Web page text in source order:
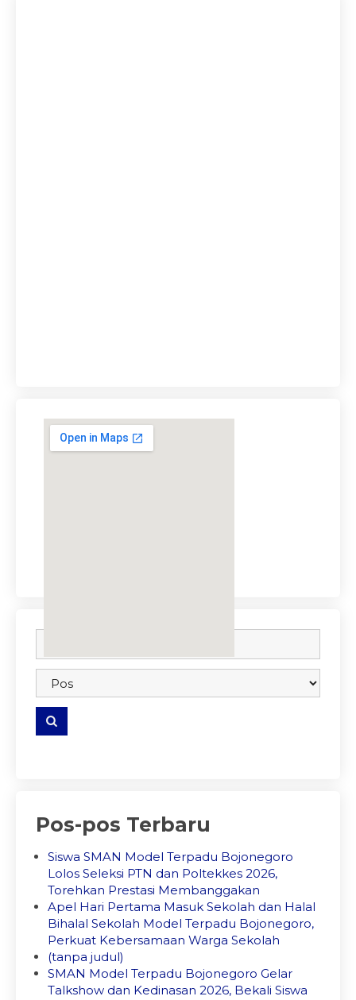
embedgooglemap.net
Pos-pos Terbaru
Siswa SMAN Model Terpadu Bojonegoro
Lolos Seleksi PTN dan Poltekkes 2026,
Torehkan Prestasi Membanggakan
Apel Hari Pertama Masuk Sekolah dan Halal
Bihalal Sekolah Model Terpadu Bojonegoro,
Perkuat Kebersamaan Warga Sekolah
(tanpa judul)
SMAN Model Terpadu Bojonegoro Gelar
Talkshow dan Kedinasan 2026, Bekali Siswa